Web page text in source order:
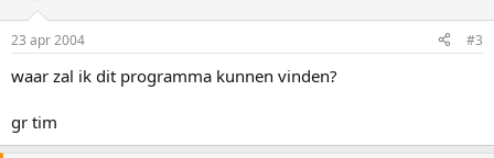
23 apr 2004 #3
waar zal ik dit programma kunnen vinden?
gr tim